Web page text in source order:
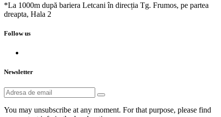
*La 1000m după bariera Letcani în direcția Tg. Frumos, pe partea
dreapta, Hala 2
Follow us
Newsletter
You may unsubscribe at any moment. For that purpose, please find